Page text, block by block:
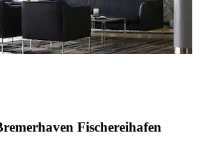
Fischereihafen